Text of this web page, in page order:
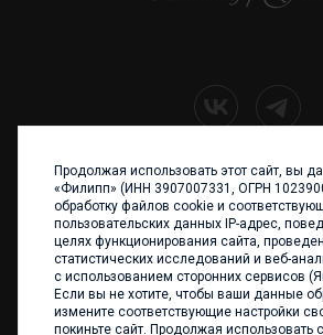
+7 (4012) 960 898
236017 Калининград,
ул. Каштановая аллея,
Телефон: +7 4012 960
+7 4012 960 856
Написать нам
Продолжая использовать этот сайт, вы
«Филипп» (ИНН 3907007331, ОГРН
обработку файлов cookie и
пользовательских данных IP-адрес,
целях функционирования сайта,
статистических исследований и веб-
с использованием сторонних сервисов
Если вы не хотите, чтобы ваши данные
измените соответствующие настройки
покиньте сайт. Продолжая использовать